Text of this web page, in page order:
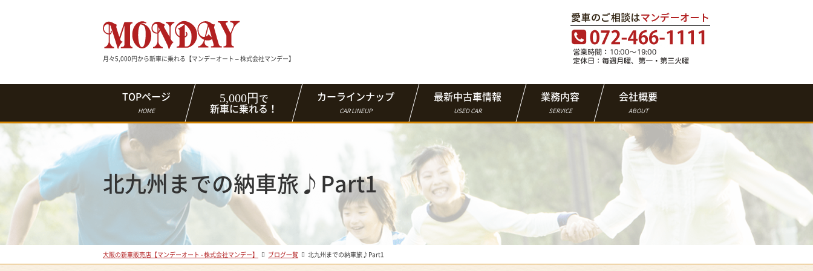
月々5,000円から新車に乗れる【マンデーオート – 株式会社マンデー】
TOPページ
HOME
5,000円 で
新車に乗れる！
カーラインナップ
CAR LINEUP
最新中古車情報
USED CAR
業務内容
SERVICE
会社概要
ABOUT
北九州までの納車旅♪Part1
大阪の新車販売店【マンデーオート - 株式会社マンデー】 ブログ一覧 北九州までの納車旅♪Part1